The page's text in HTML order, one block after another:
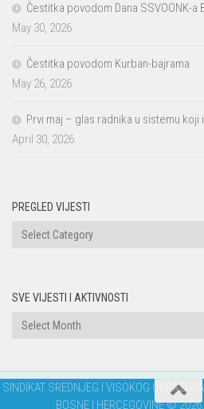
Čestitka povodom Dana SSVOONK-a
May 30, 2026
Čestitka povodom Kurban-bajrama
May 26, 2026
Prvi maj – glas radnika u sistemu koji
April 30, 2026
PREGLED VIJESTI
PREGLED
SVE VIJESTI I AKTIVNOSTI
Sve
aktivnosti
SINDIKAT SREDNJEG I VISOKOG
BOSNE I HERCEGOVINE ©